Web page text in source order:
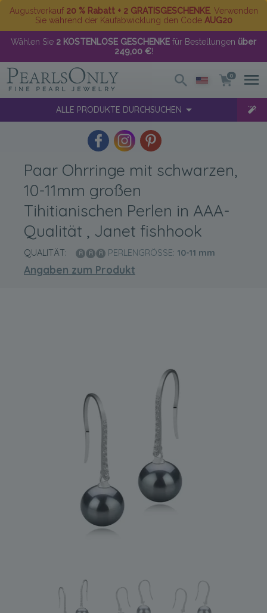
Augustverkauf 20 % Rabatt + 2 GRATISGESCHENKE. Verwenden
Sie während der Kaufabwicklung den Code AUG20
Wählen Sie 2 KOSTENLOSE GESCHENKE für Bestellungen über
249,00 €!
0
ALLE PRODUKTE DURCHSUCHEN
Paar Ohrringe mit schwarzen,
10-11mm großen
Tihitianischen Perlen in AAA-
Qualität , Janet fishhook
QUALITÄT: PERLENGRÖSSE: 10-11 mm
Angaben zum Produkt